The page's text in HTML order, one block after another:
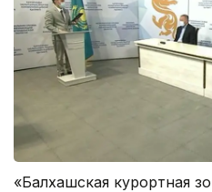
«Балхашская курортная